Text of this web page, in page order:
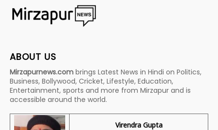
ABOUT US
Mirzapurnews.com brings Latest News in Hindi on Politics,
Business, Bollywood, Cricket, Lifestyle, Education,
Entertainment, sports and more from Mirzapur and is
accessible around the world.
Virendra Gupta